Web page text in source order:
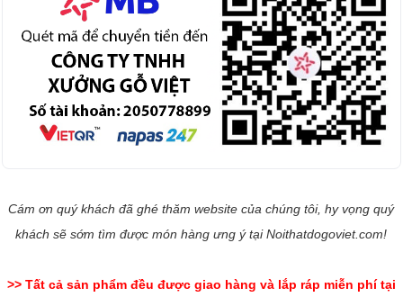
Cám ơn quý khách đã ghé thăm website của chúng tôi, hy vọng quý
khách sẽ sớm tìm được món hàng ưng ý tại Noithatdogoviet.com!
>> Tất cả sản phẩm đều được giao hàng và lắp ráp miễn phí tại